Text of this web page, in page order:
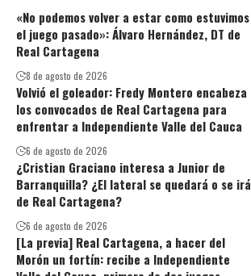
«No podemos volver a estar como estuvimos
el juego pasado»: Álvaro Hernández, DT de
Real Cartagena
8 de agosto de 2026
Volvió el goleador: Fredy Montero encabeza
los convocados de Real Cartagena para
enfrentar a Independiente Valle del Cauca
6 de agosto de 2026
¿Cristian Graciano interesa a Junior de
Barranquilla? ¿El lateral se quedará o se irá
de Real Cartagena?
6 de agosto de 2026
[La previa] Real Cartagena, a hacer del
Morón un fortín: recibe a Independiente